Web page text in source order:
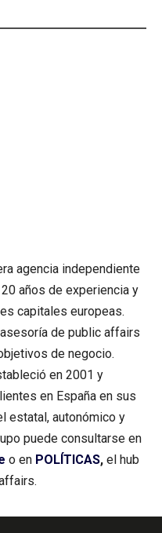
agencia independiente
años de experiencia y
capitales europeas.
de public affairs
de negocio.
en 2001 y
en España en sus
estatal, autonómico y
puede consultarse en
o en POLÍTICAS, el hub